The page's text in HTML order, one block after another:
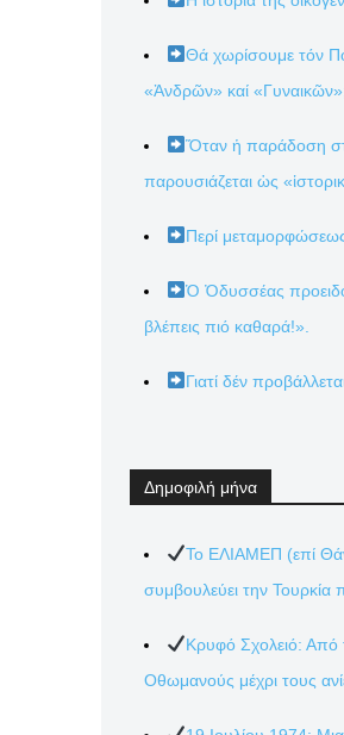
Θά χωρίσουμε τόν
«Ἀνδρῶν» καί
Ὅταν ἡ παράδοση
παρουσιάζεται ὡς
Περί
Ὁ Ὀδυσσέας
βλέπεις πιό καθαρά!».
Γιατί δέν
Δημοφιλή μήνα
Το ΕΛΙΑΜΕΠ (επί
συμβουλεύει την Τουρκία
Κρυφό Σχολειό: Από
Οθωμανούς μέχρι τους